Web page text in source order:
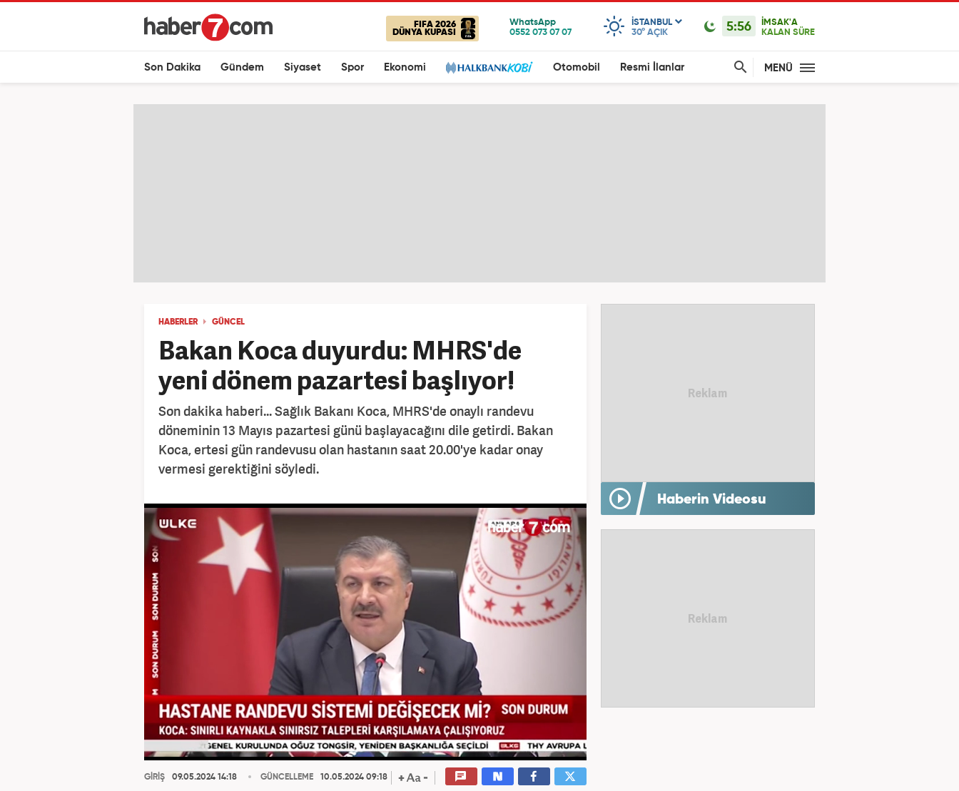
FIFA 2026
DÜNYA KUPASI
ISTANBUL
30° AÇIK 5:56
İMSAK'A
KALAN SÜRE
Son Dakika Gündem Siyaset Spor Ekonomi Otomobil Resmi İlanlar MENÜ
HABERLER GÜNCEL
Bakan Koca duyurdu: MHRS'de
yeni dönem pazartesi başlıyor!
Son dakika haberi... Sağlık Bakanı Koca, MHRS'de onaylı randevu
döneminin 13 Mayıs pazartesi günü başlayacağını dile getirdi. Bakan
Koca, ertesi gün randevusu olan hastanın saat 20.00'ye kadar onay
vermesi gerektiğini söyledi.
GİRİŞ 09.05.2024 14:18 GÜNCELLEME 10.05.2024 09:18
Haberin Videosu